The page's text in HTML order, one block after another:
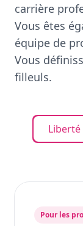
carrière
Vous êtes
équipe de
Vous
filleuls.
Liberté
Pour les